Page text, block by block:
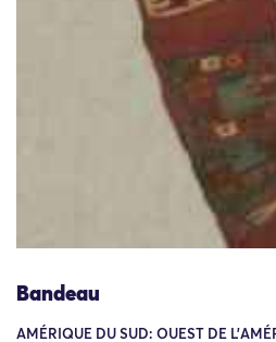
Bandeau
AMÉRIQUE DU SUD: OUEST DE